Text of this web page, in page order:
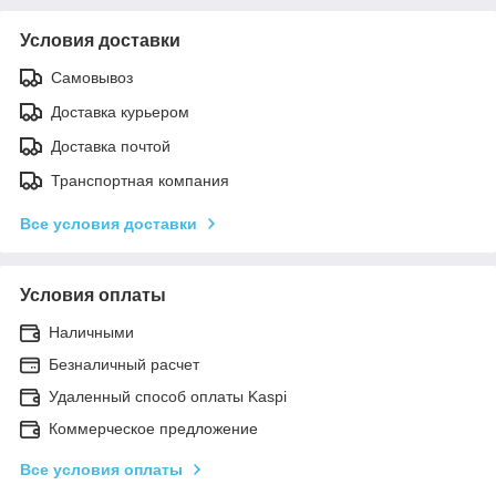
Условия доставки
Самовывоз
Доставка курьером
Доставка почтой
Транспортная компания
Все условия доставки
Условия оплаты
Наличными
Безналичный расчет
Удаленный способ оплаты Kaspi
Коммерческое предложение
Все условия оплаты